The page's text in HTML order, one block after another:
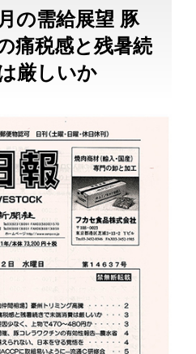
の需給展望 豚
痛税感と残暑続
厳しいか